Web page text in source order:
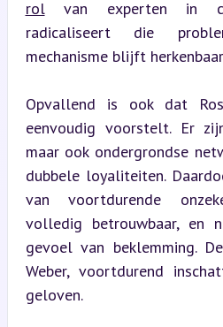
rol van experten in
radicaliseert die
mechanisme blijft
Opvallend is ook dat
eenvoudig voorstelt. Er
maar ook ondergrondse
dubbele loyaliteiten.
van voortdurende
volledig betrouwbaar, en
gevoel van beklemming.
Weber, voortdurend
geloven.